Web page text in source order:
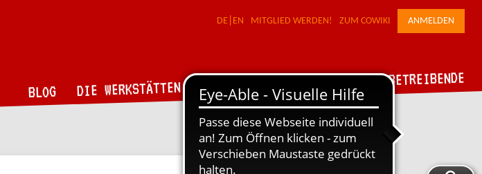
DE EN MITGLIED WERDEN! ZUM COWIKI ANMELDEN
BLOG DIE WERKSTÄTTEN DER VERBUND FÜR WERKSTATTBETREIBENDE